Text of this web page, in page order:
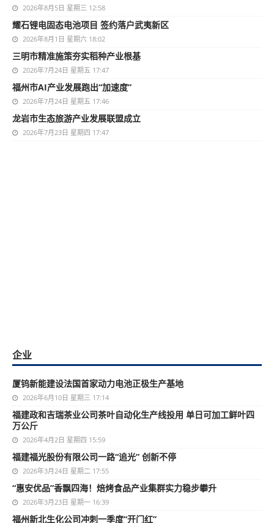
2026年8月5日 星期三 12:58
耀石锂电固态电池项目 签约落户武夷新区
2026年8月1日 星期六 18:02
三明市精准施策夯实稻种产业根基
2026年7月24日 星期五 17:47
福州市AI产业发展跑出“加速度”
2026年7月24日 星期五 17:46
龙岩市生态旅游产业发展联盟成立
2026年7月23日 星期四 17:47
企业
厦钨新能建设法国首家动力电池正极生产基地
2026年6月10日 星期三 17:14
福建政和吉瑞茶业公司茶叶自动化生产线投用 单日可加工鲜叶四
万公斤
2026年4月2日 星期四 15:59
福建福光股份有限公司一路“追光” 创新不停
2026年3月24日 星期二 17:55
“惠安优品”香飘四海！焙烤食品产业集群实力稳步攀升
2026年3月23日 星期一 16:39
福州新北生化公司冲刺一季度“开门红”